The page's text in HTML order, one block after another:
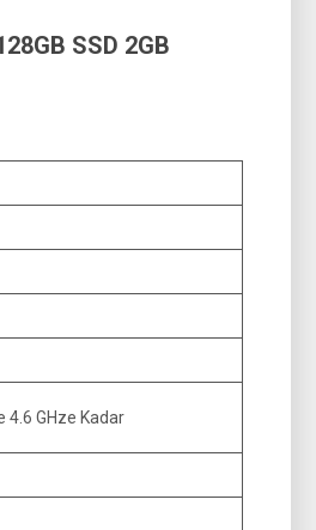
SSD 2GB
4.6 GHze Kadar